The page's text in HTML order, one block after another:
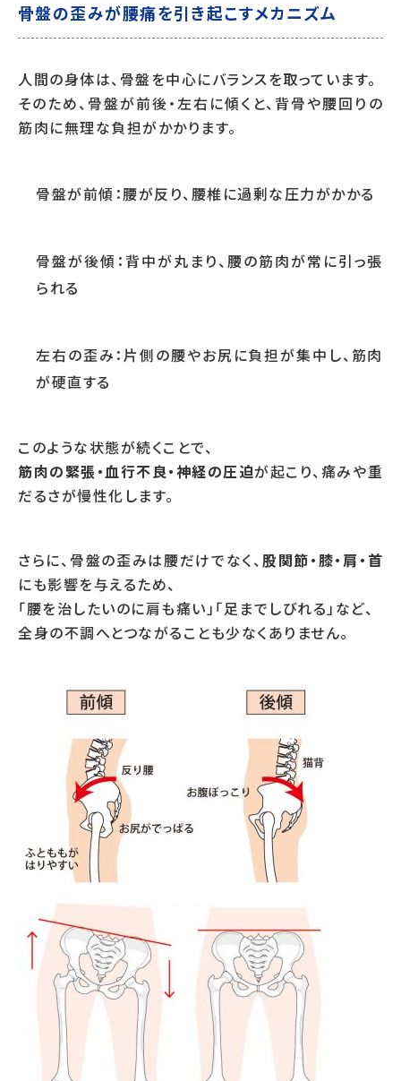
骨盤の歪みが腰痛を引き起こすメカニズム
人間の身体は、骨盤を中心にバランスを取っています。
そのため、骨盤が前後・左右に傾くと、背骨や腰回りの
筋肉に無理な負担がかかります。
骨盤が前傾：腰が反り、腰椎に過剰な圧力がかかる
骨盤が後傾：背中が丸まり、腰の筋肉が常に引っ張
られる
左右の歪み：片側の腰やお尻に負担が集中し、筋肉
が硬直する
このような状態が続くことで、
筋肉の緊張・血行不良・神経の圧迫が起こり、痛みや重
だるさが慢性化します。
さらに、骨盤の歪みは腰だけでなく、股関節・膝・肩・首
にも影響を与えるため、
「腰を治したいのに肩も痛い」「足までしびれる」など、
全身の不調へとつながることも少なくありません。